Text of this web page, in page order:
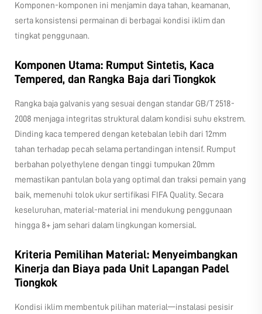
Komponen-komponen ini menjamin daya tahan, keamanan,
serta konsistensi permainan di berbagai kondisi iklim dan
tingkat penggunaan.
Komponen Utama: Rumput Sintetis, Kaca
Tempered, dan Rangka Baja dari Tiongkok
Rangka baja galvanis yang sesuai dengan standar GB/T 2518-
2008 menjaga integritas struktural dalam kondisi suhu ekstrem.
Dinding kaca tempered dengan ketebalan lebih dari 12mm
tahan terhadap pecah selama pertandingan intensif. Rumput
berbahan polyethylene dengan tinggi tumpukan 20mm
memastikan pantulan bola yang optimal dan traksi pemain yang
baik, memenuhi tolok ukur sertifikasi FIFA Quality. Secara
keseluruhan, material-material ini mendukung penggunaan
hingga 8+ jam sehari dalam lingkungan komersial.
Kriteria Pemilihan Material: Menyeimbangkan
Kinerja dan Biaya pada Unit Lapangan Padel
Tiongkok
Kondisi iklim membentuk pilihan material—instalasi pesisir